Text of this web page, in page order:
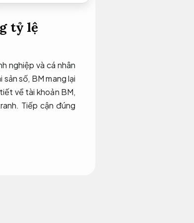
tỷ lệ
nghiệp và cá nhân
số, BM mang lại
về tài khoản BM,
Tiếp cận đúng